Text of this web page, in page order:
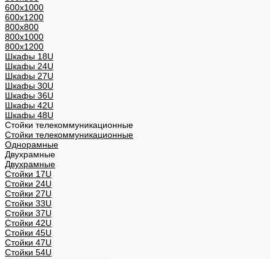
600х1000
600х1200
800x800
800х1000
800х1200
Шкафы 18U
Шкафы 24U
Шкафы 27U
Шкафы 30U
Шкафы 36U
Шкафы 42U
Шкафы 48U
Стойки телекоммуникационные
Стойки телекоммуникационные
Однорамные
Двухрамные
Двухрамные
Стойки 17U
Стойки 24U
Стойки 27U
Стойки 33U
Стойки 37U
Стойки 42U
Стойки 45U
Стойки 47U
Стойки 54U